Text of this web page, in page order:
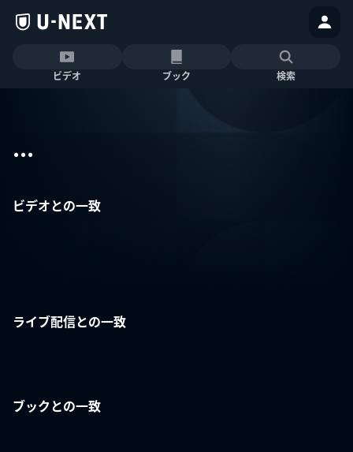
ビデオ ブック 検索
...
ビデオとの一致
ライブ配信との一致
ブックとの一致